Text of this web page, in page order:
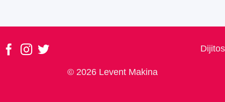
© 2026 Levent Makina
Dijitos